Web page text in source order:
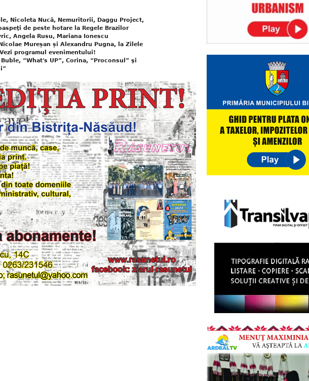
Nicoleta Nucă, Nemuritorii, Daggu Project,
de peste hotare la Regele Brazilor
Angela Rusu, Mariana Ionescu
Mureșan și Alexandru Pugna, la Zilele
programul evenimentului!
“What's UP”, Corina, “Proconsul” şi